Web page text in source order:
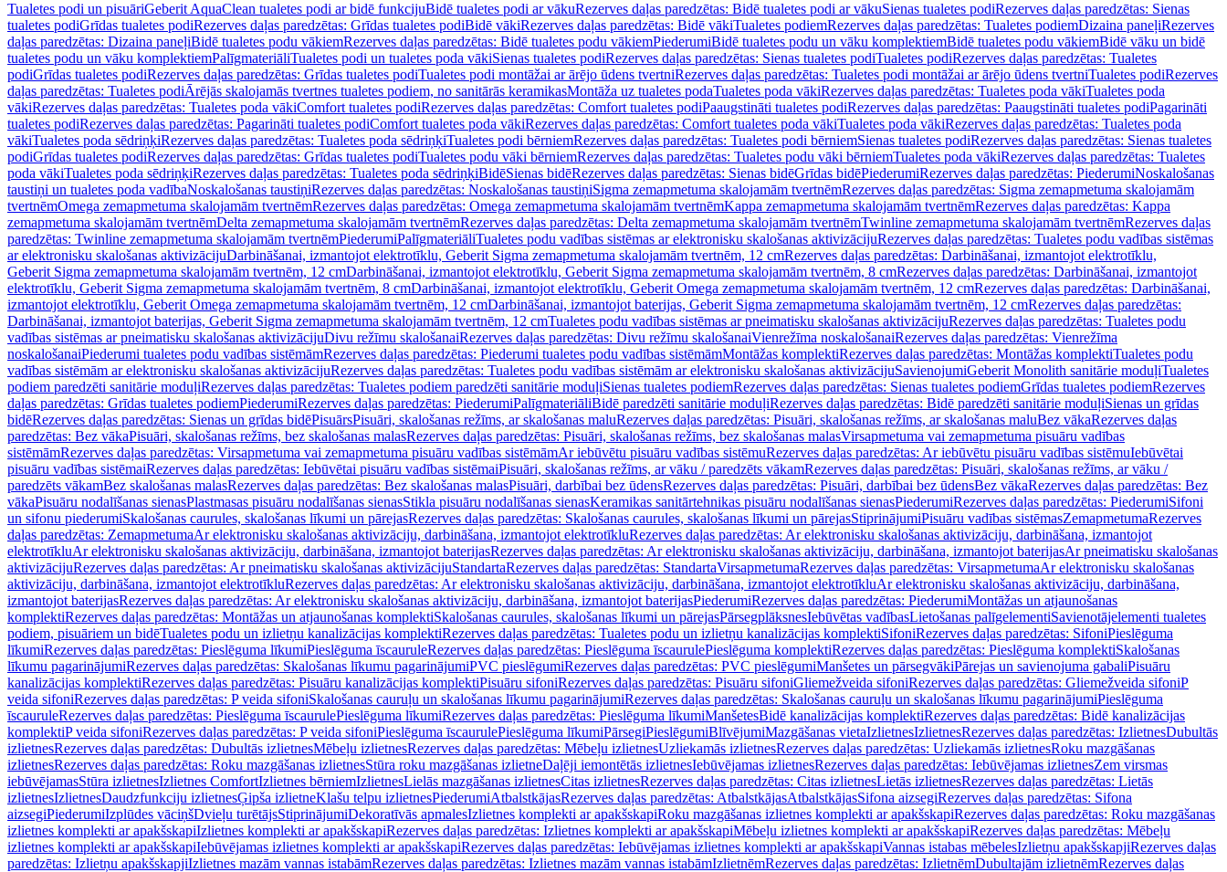
Tualetes podi un pisuāriGeberit AquaClean tualetes podi ar bidē funkcijuBidē tualetes podi ar vākuRezerves daļas paredzētas: Bidē tualetes podi ar vākuSienas tualetes podiRezerves daļas paredzētas: Sienas
tualetes podiGrīdas tualetes podiRezerves daļas paredzētas: Grīdas tualetes podiBidē vākiRezerves daļas paredzētas: Bidē vākiTualetes podiemRezerves daļas paredzētas: Tualetes podiemDizaina paneļiRezerves
daļas paredzētas: Dizaina paneļiBidē tualetes podu vākiemRezerves daļas paredzētas: Bidē tualetes podu vākiemPiederumiBidē tualetes podu un vāku komplektiemBidē tualetes podu vākiemBidē vāku un bidē
tualetes podu un vāku komplektiemPalīgmateriāliTualetes podi un tualetes poda vākiSienas tualetes podiRezerves daļas paredzētas: Sienas tualetes podiTualetes podiRezerves daļas paredzētas: Tualetes
podiGrīdas tualetes podiRezerves daļas paredzētas: Grīdas tualetes podiTualetes podi montāžai ar ārējo ūdens tvertniRezerves daļas paredzētas: Tualetes podi montāžai ar ārējo ūdens tvertniTualetes podiRezerves
daļas paredzētas: Tualetes podiĀrējās skalojamās tvertnes tualetes podiem, no sanitārās keramikasMontāža uz tualetes podaTualetes poda vākiRezerves daļas paredzētas: Tualetes poda vākiTualetes poda
vākiRezerves daļas paredzētas: Tualetes poda vākiComfort tualetes podiRezerves daļas paredzētas: Comfort tualetes podiPaaugstināti tualetes podiRezerves daļas paredzētas: Paaugstināti tualetes podiPagarināti
tualetes podiRezerves daļas paredzētas: Pagarināti tualetes podiComfort tualetes poda vākiRezerves daļas paredzētas: Comfort tualetes poda vākiTualetes poda vākiRezerves daļas paredzētas: Tualetes poda
vākiTualetes poda sēdriņķiRezerves daļas paredzētas: Tualetes poda sēdriņķiTualetes podi bērniemRezerves daļas paredzētas: Tualetes podi bērniemSienas tualetes podiRezerves daļas paredzētas: Sienas tualetes
podiGrīdas tualetes podiRezerves daļas paredzētas: Grīdas tualetes podiTualetes podu vāki bērniemRezerves daļas paredzētas: Tualetes podu vāki bērniemTualetes poda vākiRezerves daļas paredzētas: Tualetes
poda vākiTualetes poda sēdriņķiRezerves daļas paredzētas: Tualetes poda sēdriņķiBidēSienas bidēRezerves daļas paredzētas: Sienas bidēGrīdas bidēPiederumiRezerves daļas paredzētas: PiederumiNoskalošanas
taustiņi un tualetes poda vadībaNoskalošanas taustiņiRezerves daļas paredzētas: Noskalošanas taustiņiSigma zemapmetuma skalojamām tvertnēmRezerves daļas paredzētas: Sigma zemapmetuma skalojamām
tvertnēmOmega zemapmetuma skalojamām tvertnēmRezerves daļas paredzētas: Omega zemapmetuma skalojamām tvertnēmKappa zemapmetuma skalojamām tvertnēmRezerves daļas paredzētas: Kappa
zemapmetuma skalojamām tvertnēmDelta zemapmetuma skalojamām tvertnēmRezerves daļas paredzētas: Delta zemapmetuma skalojamām tvertnēmTwinline zemapmetuma skalojamām tvertnēmRezerves daļas
paredzētas: Twinline zemapmetuma skalojamām tvertnēmPiederumiPalīgmateriāliTualetes podu vadības sistēmas ar elektronisku skalošanas aktivizācijuRezerves daļas paredzētas: Tualetes podu vadības sistēmas
ar elektronisku skalošanas aktivizācijuDarbināšanai, izmantojot elektrotīklu, Geberit Sigma zemapmetuma skalojamām tvertnēm, 12 cmRezerves daļas paredzētas: Darbināšanai, izmantojot elektrotīklu,
Geberit Sigma zemapmetuma skalojamām tvertnēm, 12 cmDarbināšanai, izmantojot elektrotīklu, Geberit Sigma zemapmetuma skalojamām tvertnēm, 8 cmRezerves daļas paredzētas: Darbināšanai, izmantojot
elektrotīklu, Geberit Sigma zemapmetuma skalojamām tvertnēm, 8 cmDarbināšanai, izmantojot elektrotīklu, Geberit Omega zemapmetuma skalojamām tvertnēm, 12 cmRezerves daļas paredzētas: Darbināšanai,
izmantojot elektrotīklu, Geberit Omega zemapmetuma skalojamām tvertnēm, 12 cmDarbināšanai, izmantojot baterijas, Geberit Sigma zemapmetuma skalojamām tvertnēm, 12 cmRezerves daļas paredzētas:
Darbināšanai, izmantojot baterijas, Geberit Sigma zemapmetuma skalojamām tvertnēm, 12 cmTualetes podu vadības sistēmas ar pneimatisku skalošanas aktivizācijuRezerves daļas paredzētas: Tualetes podu
vadības sistēmas ar pneimatisku skalošanas aktivizācijuDivu režīmu skalošanaiRezerves daļas paredzētas: Divu režīmu skalošanaiVienrežīma noskalošanaiRezerves daļas paredzētas: Vienrežīma
noskalošanaiPiederumi tualetes podu vadības sistēmāmRezerves daļas paredzētas: Piederumi tualetes podu vadības sistēmāmMontāžas komplektiRezerves daļas paredzētas: Montāžas komplektiTualetes podu
vadības sistēmām ar elektronisku skalošanas aktivizācijuRezerves daļas paredzētas: Tualetes podu vadības sistēmām ar elektronisku skalošanas aktivizācijuSavienojumiGeberit Monolith sanitārie moduļiTualetes
podiem paredzēti sanitārie moduļiRezerves daļas paredzētas: Tualetes podiem paredzēti sanitārie moduļiSienas tualetes podiemRezerves daļas paredzētas: Sienas tualetes podiemGrīdas tualetes podiemRezerves
daļas paredzētas: Grīdas tualetes podiemPiederumiRezerves daļas paredzētas: PiederumiPalīgmateriāliBidē paredzēti sanitārie moduļiRezerves daļas paredzētas: Bidē paredzēti sanitārie moduļiSienas un grīdas
bidēRezerves daļas paredzētas: Sienas un grīdas bidēPisuārsPisuāri, skalošanas režīms, ar skalošanas maluRezerves daļas paredzētas: Pisuāri, skalošanas režīms, ar skalošanas maluBez vākaRezerves daļas
paredzētas: Bez vākaPisuāri, skalošanas režīms, bez skalošanas malasRezerves daļas paredzētas: Pisuāri, skalošanas režīms, bez skalošanas malasVirsapmetuma vai zemapmetuma pisuāru vadības
sistēmāmRezerves daļas paredzētas: Virsapmetuma vai zemapmetuma pisuāru vadības sistēmāmAr iebūvētu pisuāru vadības sistēmuRezerves daļas paredzētas: Ar iebūvētu pisuāru vadības sistēmuIebūvētai
pisuāru vadības sistēmaiRezerves daļas paredzētas: Iebūvētai pisuāru vadības sistēmaiPisuāri, skalošanas režīms, ar vāku / paredzēts vākamRezerves daļas paredzētas: Pisuāri, skalošanas režīms, ar vāku /
paredzēts vākamBez skalošanas malasRezerves daļas paredzētas: Bez skalošanas malasPisuāri, darbībai bez ūdensRezerves daļas paredzētas: Pisuāri, darbībai bez ūdensBez vākaRezerves daļas paredzētas: Bez
vākaPisuāru nodalīšanas sienasPlastmasas pisuāru nodalīšanas sienasStikla pisuāru nodalīšanas sienasKeramikas sanitārtehnikas pisuāru nodalīšanas sienasPiederumiRezerves daļas paredzētas: PiederumiSifoni
un sifonu piederumiSkalošanas caurules, skalošanas līkumi un pārejasRezerves daļas paredzētas: Skalošanas caurules, skalošanas līkumi un pārejasStiprinājumiPisuāru vadības sistēmasZemapmetumaRezerves
daļas paredzētas: ZemapmetumaAr elektronisku skalošanas aktivizāciju, darbināšana, izmantojot elektrotīkluRezerves daļas paredzētas: Ar elektronisku skalošanas aktivizāciju, darbināšana, izmantojot
elektrotīkluAr elektronisku skalošanas aktivizāciju, darbināšana, izmantojot baterijasRezerves daļas paredzētas: Ar elektronisku skalošanas aktivizāciju, darbināšana, izmantojot baterijasAr pneimatisku skalošanas
aktivizācijuRezerves daļas paredzētas: Ar pneimatisku skalošanas aktivizācijuStandartaRezerves daļas paredzētas: StandartaVirsapmetumaRezerves daļas paredzētas: VirsapmetumaAr elektronisku skalošanas
aktivizāciju, darbināšana, izmantojot elektrotīkluRezerves daļas paredzētas: Ar elektronisku skalošanas aktivizāciju, darbināšana, izmantojot elektrotīkluAr elektronisku skalošanas aktivizāciju, darbināšana,
izmantojot baterijasRezerves daļas paredzētas: Ar elektronisku skalošanas aktivizāciju, darbināšana, izmantojot baterijasPiederumiRezerves daļas paredzētas: PiederumiMontāžas un atjaunošanas
komplektiRezerves daļas paredzētas: Montāžas un atjaunošanas komplektiSkalošanas caurules, skalošanas līkumi un pārejasPārsegplāksnesIebūvētas vadībasLietošanas palīgelementiSavienotājelementi tualetes
podiem, pisuāriem un bidēTualetes podu un izlietņu kanalizācijas komplektiRezerves daļas paredzētas: Tualetes podu un izlietņu kanalizācijas komplektiSifoniRezerves daļas paredzētas: SifoniPieslēguma
līkumiRezerves daļas paredzētas: Pieslēguma līkumiPieslēguma īscauruleRezerves daļas paredzētas: Pieslēguma īscaurulePieslēguma komplektiRezerves daļas paredzētas: Pieslēguma komplektiSkalošanas
līkumu pagarinājumiRezerves daļas paredzētas: Skalošanas līkumu pagarinājumiPVC pieslēgumiRezerves daļas paredzētas: PVC pieslēgumiManšetes un pārsegvākiPārejas un savienojuma gabaliPisuāru
kanalizācijas komplektiRezerves daļas paredzētas: Pisuāru kanalizācijas komplektiPisuāru sifoniRezerves daļas paredzētas: Pisuāru sifoniGliemežveida sifoniRezerves daļas paredzētas: Gliemežveida sifoniP
veida sifoniRezerves daļas paredzētas: P veida sifoniSkalošanas cauruļu un skalošanas līkumu pagarinājumiRezerves daļas paredzētas: Skalošanas cauruļu un skalošanas līkumu pagarinājumiPieslēguma
īscauruleRezerves daļas paredzētas: Pieslēguma īscaurulePieslēguma līkumiRezerves daļas paredzētas: Pieslēguma līkumiManšetesBidē kanalizācijas komplektiRezerves daļas paredzētas: Bidē kanalizācijas
komplektiP veida sifoniRezerves daļas paredzētas: P veida sifoniPieslēguma īscaurulePieslēguma līkumiPārsegiPieslēgumiBlīvējumiMazgāšanas vietaIzlietnesIzlietnesRezerves daļas paredzētas: IzlietnesDubultās
izlietnesRezerves daļas paredzētas: Dubultās izlietnesMēbeļu izlietnesRezerves daļas paredzētas: Mēbeļu izlietnesUzliekamās izlietnesRezerves daļas paredzētas: Uzliekamās izlietnesRoku mazgāšanas
izlietnesRezerves daļas paredzētas: Roku mazgāšanas izlietnesStūra roku mazgāšanas izlietneDaļēji iemontētās izlietnesIebūvējamas izlietnesRezerves daļas paredzētas: Iebūvējamas izlietnesZem virsmas
iebūvējamasStūra izlietnesIzlietnes ComfortIzlietnes bērniemIzlietnesLielās mazgāšanas izlietnesCitas izlietnesRezerves daļas paredzētas: Citas izlietnesLietās izlietnesRezerves daļas paredzētas: Lietās
izlietnesIzlietnesDaudzfunkciju izlietnesĢipša izlietneKlašu telpu izlietnesPiederumiAtbalstkājasRezerves daļas paredzētas: AtbalstkājasAtbalstkājasSifona aizsegiRezerves daļas paredzētas: Sifona
aizsegiPiederumiIzplūdes vāciņšDvieļu turētājsStiprinājumiDekoratīvās apmalesIzlietnes komplekti ar apakšskapiRoku mazgāšanas izlietnes komplekti ar apakšskapiRezerves daļas paredzētas: Roku mazgāšanas
izlietnes komplekti ar apakšskapiIzlietnes komplekti ar apakšskapiRezerves daļas paredzētas: Izlietnes komplekti ar apakšskapiMēbeļu izlietnes komplekti ar apakšskapiRezerves daļas paredzētas: Mēbeļu
izlietnes komplekti ar apakšskapiIebūvējamas izlietnes komplekti ar apakšskapiRezerves daļas paredzētas: Iebūvējamas izlietnes komplekti ar apakšskapiVannas istabas mēbelesIzlietņu apakšskapjiRezerves daļas
paredzētas: Izlietņu apakšskapjiIzlietnes mazām vannas istabāmRezerves daļas paredzētas: Izlietnes mazām vannas istabāmIzlietnēmRezerves daļas paredzētas: IzlietnēmDubultajām izlietnēmRezerves daļas